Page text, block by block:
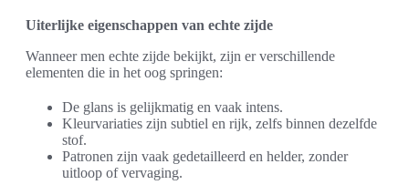
Uiterlijke eigenschappen van echte zijde
Wanneer men echte zijde bekijkt, zijn er verschillende
elementen die in het oog springen:
De glans is gelijkmatig en vaak intens.
Kleurvariaties zijn subtiel en rijk, zelfs binnen dezelfde
stof.
Patronen zijn vaak gedetailleerd en helder, zonder
uitloop of vervaging.